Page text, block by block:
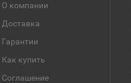
О компании
Доставка
Гарантии
Как купить
Соглашение